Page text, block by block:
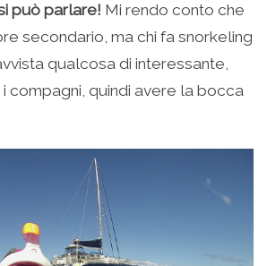
può parlare! Mi rendo conto che
secondario, ma chi fa snorkeling
qualcosa di interessante,
compagni, quindi avere la bocca